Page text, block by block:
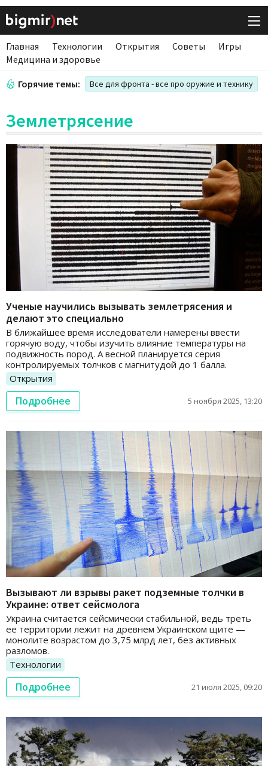
Главная Технологии Открытия Советы
Игры
Медицина и здоровье
Горячие темы: Все для фронта - все про оружие и технику
Землетрясение
Ученые научились вызывать землетрясения и
делают это специально
В ближайшее время исследователи намерены ввести
горячую воду, чтобы изучить влияние температуры на
подвижность пород. А весной планируется серия
контролируемых толчков с магнитудой до 1 балла.
Открытия
Подробнее 5 ноября 2025, 13:20
Вызывают ли взрывы ракет подземные толчки в
Украине: ответ сейсмолога
Украина считается сейсмически стабильной, ведь треть
ее территории лежит на древнем Украинском щите —
монолите возрастом до 3,75 млрд лет, без активных
разломов.
Технологии
Подробнее 21 июля 2025, 09:20